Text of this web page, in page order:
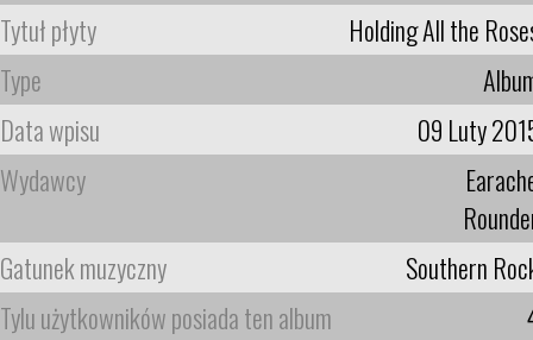
Tytuł płyty
Holding All the
Type
Data wpisu
09 Luty
Wydawcy
Gatunek muzyczny
Southern
Tylu użytkowników posiada ten album